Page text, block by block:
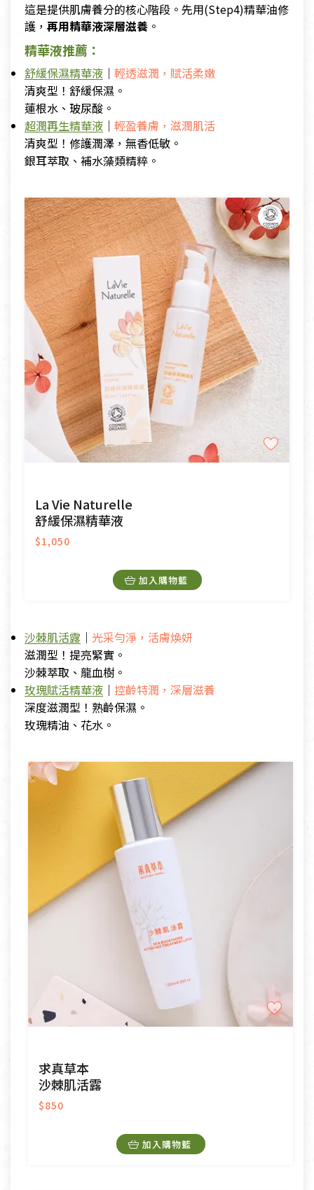
這是提供肌膚養分的核心階段。先用(Step4)精華油修
護， 再用精華液深層滋養 。
精華液推薦：
舒緩保濕精華液 ｜ 輕透滋潤，賦活柔嫩
清爽型！舒緩保濕。
蓮根水、玻尿酸。
超潤再生精華液 ｜ 輕盈養膚，滋潤肌活
清爽型！修護潤澤，無香低敏。
銀耳萃取、補水藻類精粹。
La Vie Naturelle
舒緩保濕精華液
$1,050
加入購物籃
沙棘肌活露 ｜ 光采勻淨，活膚煥妍
滋潤型！提亮緊實。
沙棘萃取、龍血樹。
玫瑰賦活精華液 ｜ 控齡特潤，深層滋養
深度滋潤型！熟齡保濕。
玫瑰精油、花水。
求真草本
沙棘肌活露
$850
加入購物籃